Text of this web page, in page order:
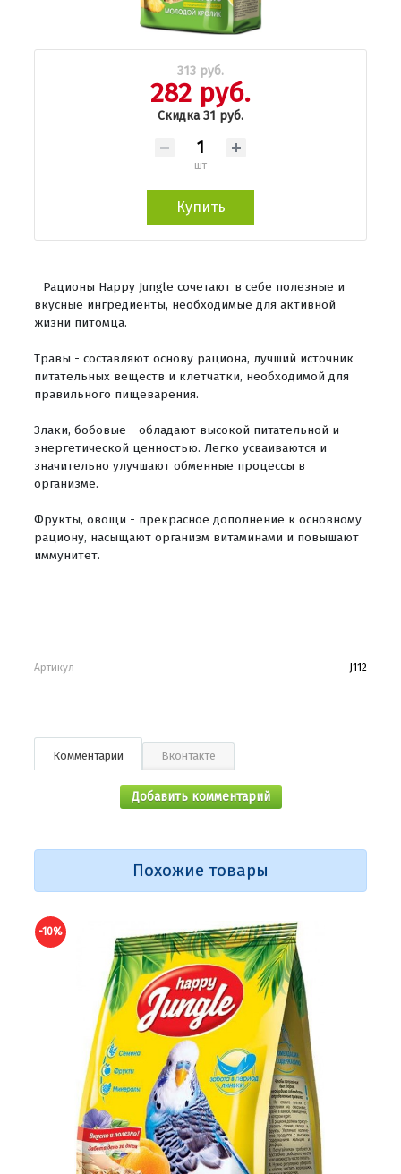
313 руб.
282 руб.
Скидка 31 руб.
шт
Купить
Рационы Happy Jungle сочетают в себе полезные и
вкусные ингредиенты, необходимые для активной
жизни питомца.
Травы - составляют основу рациона, лучший источник
питательных веществ и клетчатки, необходимой для
правильного пищеварения.
Злаки, бобовые - обладают высокой питательной и
энергетической ценностью. Легко усваиваются и
значительно улучшают обменные процессы в
организме.
Фрукты, овощи - прекрасное дополнение к основному
рациону, насыщают организм витаминами и повышают
иммунитет.
Артикул J112
Комментарии Вконтакте
Добавить комментарий
Похожие товары
-10%